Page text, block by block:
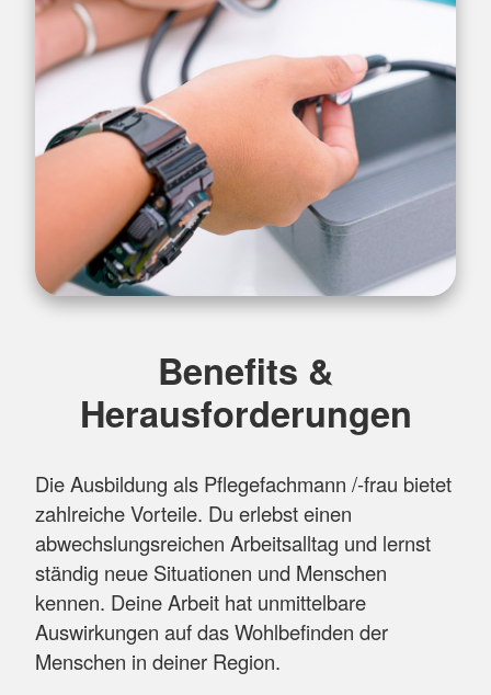
Benefits &
Herausforderungen
Die Ausbildung als Pflegefachmann /-frau bietet
zahlreiche Vorteile. Du erlebst einen
abwechslungsreichen Arbeitsalltag und lernst
ständig neue Situationen und Menschen
kennen. Deine Arbeit hat unmittelbare
Auswirkungen auf das Wohlbefinden der
Menschen in deiner Region.